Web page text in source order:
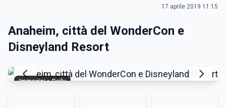
17 aprile 2019 11:15
Anaheim, città del WonderCon e
Disneyland Resort
Immagini > Daily